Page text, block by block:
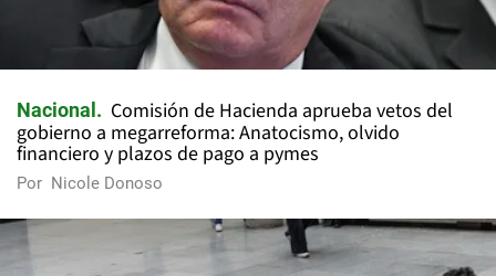
Nacional
Comisión de Hacienda aprueba vetos del
gobierno a megarreforma: Anatocismo, olvido
financiero y plazos de pago a pymes
Por Nicole Donoso